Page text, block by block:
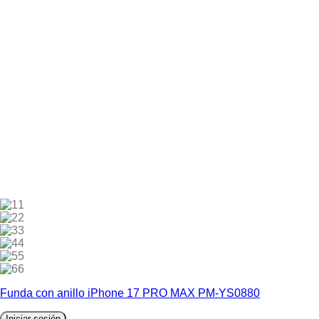
1
2
3
4
5
6
Funda con anillo iPhone 17 PRO MAX PM-YS0880